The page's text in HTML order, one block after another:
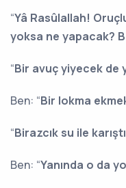
“Yâ Rasûlallah!
yoksa ne yapacak?
“Bir avuç yiyecek de
Ben: “Bir lokma
“Birazcık su ile
Ben: “Yanında o da